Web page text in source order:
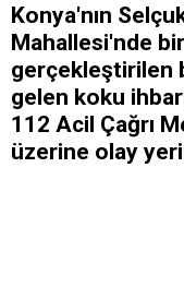
Konya'nın
Mahallesi'nde
gerçekleştirilen
gelen koku
112 Acil Çağrı
üzerine olay